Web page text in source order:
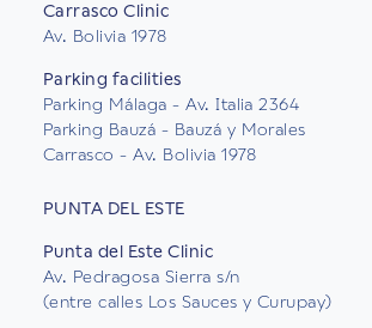
Carrasco Clinic
Av. Bolivia 1978
Parking facilities
Parking Málaga - Av. Italia 2364
Parking Bauzá - Bauzá y Morales
Carrasco - Av. Bolivia 1978
PUNTA DEL ESTE
Punta del Este Clinic
Av. Pedragosa Sierra s/n
(entre calles Los Sauces y Curupay)